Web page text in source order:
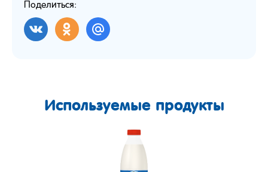
Поделиться:
Используемые продукты